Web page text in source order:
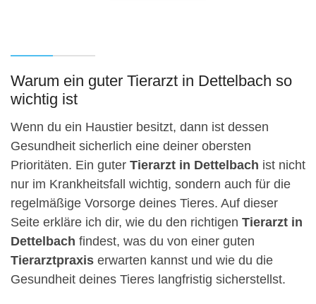
Warum ein guter Tierarzt in Dettelbach so
wichtig ist
Wenn du ein Haustier besitzt, dann ist dessen
Gesundheit sicherlich eine deiner obersten
Prioritäten. Ein guter Tierarzt in Dettelbach ist nicht
nur im Krankheitsfall wichtig, sondern auch für die
regelmäßige Vorsorge deines Tieres. Auf dieser
Seite erkläre ich dir, wie du den richtigen Tierarzt in
Dettelbach findest, was du von einer guten
Tierarztpraxis erwarten kannst und wie du die
Gesundheit deines Tieres langfristig sicherstellst.